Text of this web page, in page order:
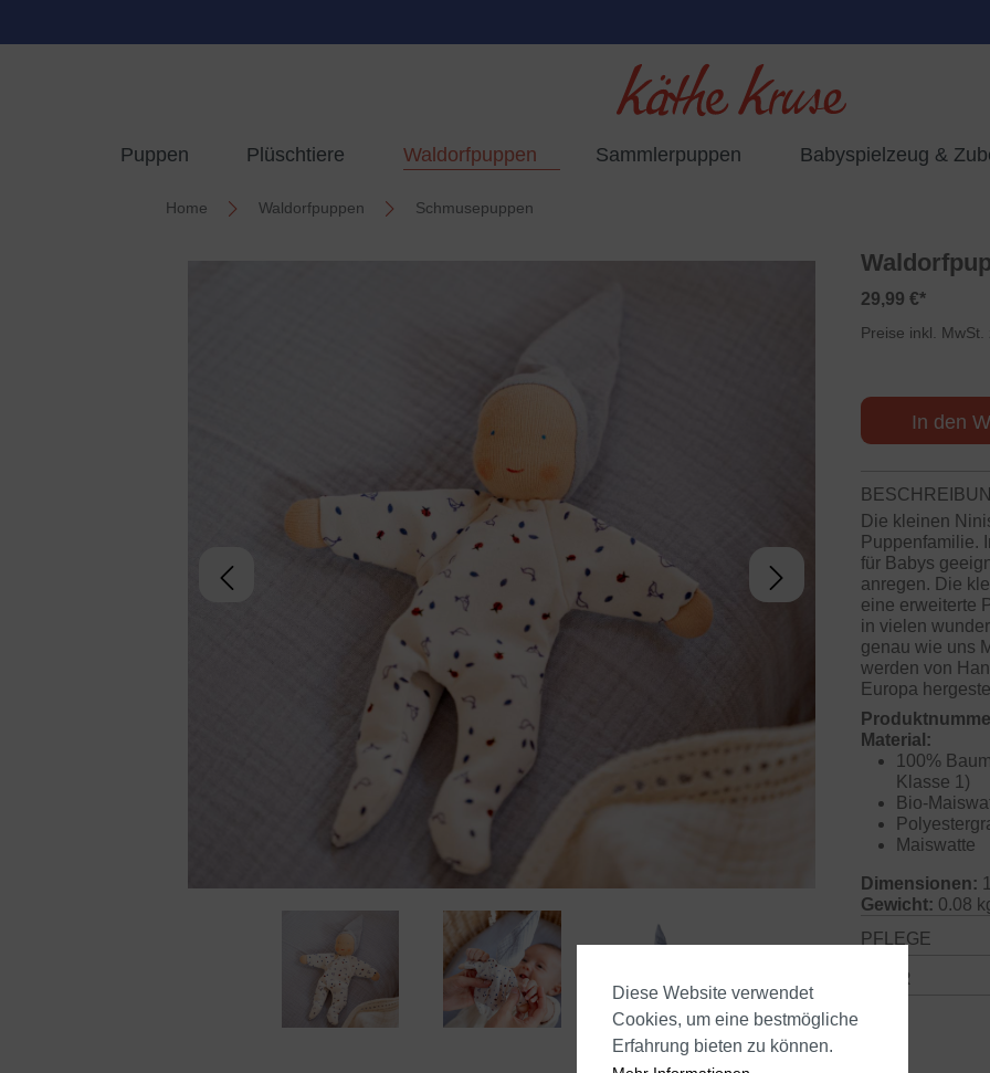
Puppen Plüschtiere Waldorfpuppen Sammlerpuppen Babyspielzeug &
Home Waldorfpuppen Schmusepuppen
29,99 €*
Preise inkl.
In den
Die kleinen
Puppenfamilie.
für Babys
anregen. Die
eine erweiterte
in vielen
genau wie uns
werden von
Europa
Material:
100%
Klasse 1)
Bio-
Maiswatte
Dimensionen:
Gewicht: 0.08
PFLEGE
GPSR
Diese Website verwendet
Cookies, um eine bestmögliche
Erfahrung bieten zu können.